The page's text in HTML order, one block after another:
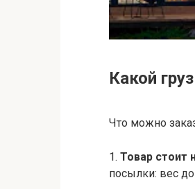
Какой
Что можно
1. Товар стоит
посылки: вес